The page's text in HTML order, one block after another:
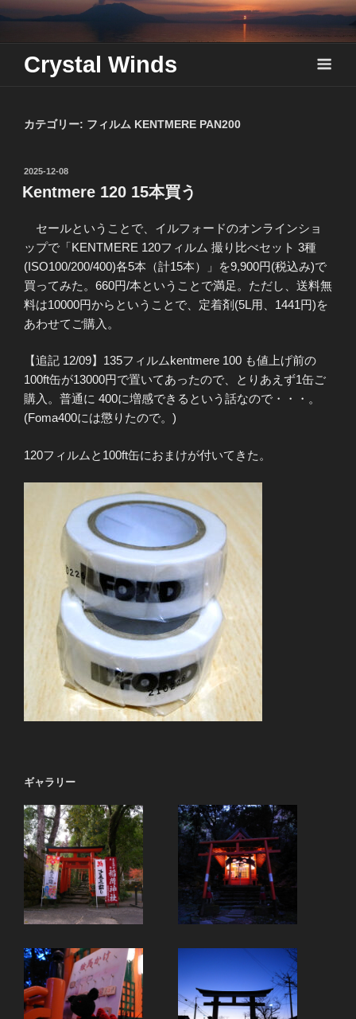
Skip
content
Crystal Winds
カテゴリー: フィルム KENTMERE PAN200
投
稿
日:
2025-12-08
Kentmere 120 15本買う
セールということで、イルフォードのオンラインショ
ップで「KENTMERE 120フィルム 撮り比べセット 3種
(ISO100/200/400)各5本（計15本）」を9,900円(税込み)で
買ってみた。660円/本ということで満足。ただし、送料無
料は10000円からということで、定着剤(5L用、1441円)を
あわせてご購入。
【追記 12/09】135フィルムkentmere 100 も値上げ前の
100ft缶が13000円で置いてあったので、とりあえず1缶ご
購入。普通に 400に増感できるという話なので・・・。
(Foma400には懲りたので。)
120フィルムと100ft缶におまけが付いてきた。
ギャラリー